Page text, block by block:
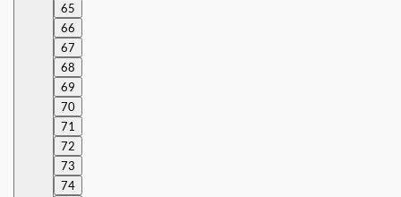
65
66
67
68
69
70
71
72
73
74